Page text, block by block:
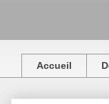
Accueil